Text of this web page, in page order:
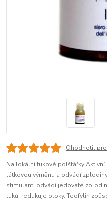
Ohodnotit
Na lokální tukové polštářky
látkovou výměnu a odvádí
stimulant, odvádí jedovaté
tuků, redukuje otoky. Teofylin